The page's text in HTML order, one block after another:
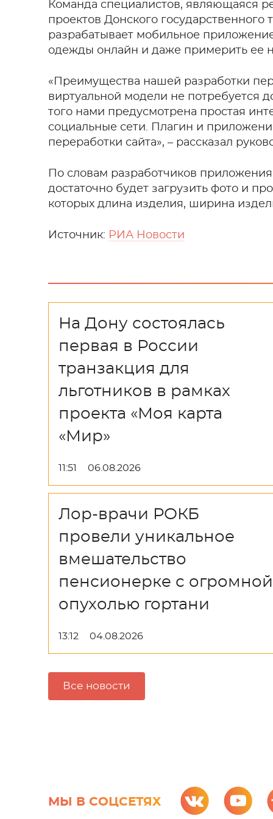
Команда специалистов, являющаяся
проектов Донского государственного
разрабатывает мобильное
одежды онлайн и даже примерить ее
«Преимущества нашей разработки
виртуальной модели не потребуется
того нами предусмотрена простая
социальные сети. Плагин и
переработки сайта», – рассказал
По словам разработчиков
достаточно будет загрузить фото и
которых длина изделия, ширина
Источник: РИА Новости
На Дону состоялась
первая в России
транзакция для
льготников в рамках
проекта «Моя карта
«Мир»
11:51 06.08.2026
Лор-врачи РОКБ
провели уникальное
вмешательство
пенсионерке с огромной
опухолью гортани
13:12 04.08.2026
Все новости
МЫ В СОЦСЕТЯХ